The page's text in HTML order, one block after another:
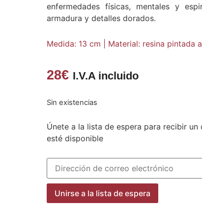
enfermedades físicas, mentales y
armadura y detalles dorados.
Medida: 13 cm | Material: resina pintada
28€ I.V.A incluido
Sin existencias
Únete a la lista de espera para recibir
esté disponible
Introduce
dirección
de
correo
para
Unirse a la lista de espera